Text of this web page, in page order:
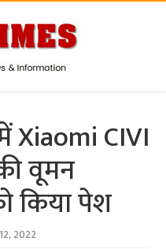
Xiaomi CIVI
वूमन
किया पेश
2022